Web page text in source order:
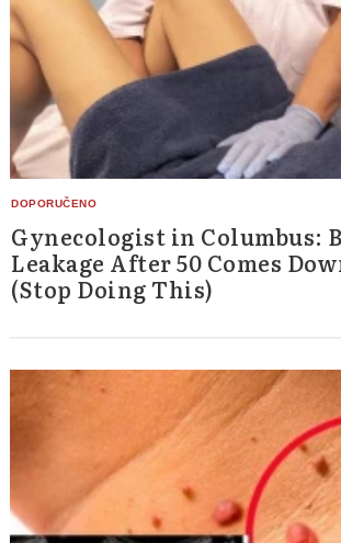
Gynecologist in Columbus:
Leakage After 50 Comes
(Stop Doing This)